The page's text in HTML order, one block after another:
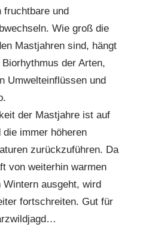
und
Wie groß die
Mastjahren sind, hängt
der Arten,
Umwelteinflüssen und
der Mastjahre ist auf
die immer höheren
zurückzuführen. Da
von weiterhin warmen
ausgeht, wird
fortschreiten. Gut für